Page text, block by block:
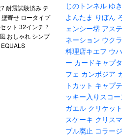
耐震試験済み テ
寄せ ロータイプ
ット 32インチ ?
おしゃれ シンプ
じのトンネル ゆ
よんたま りぼん
ェンシー堺 アス
ネーション ウク
料理店キエフ ウ
ー カードキャプ
フェ カンボジア
トカット キャプ
ッキー入りスコー
ガエル クリケット
スケーキ クリス
ブル廃止 コラー